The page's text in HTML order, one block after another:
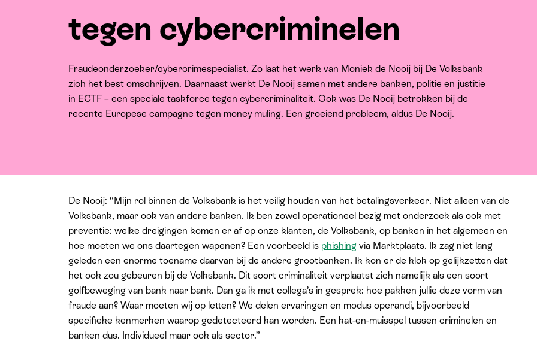
Sterk, veilig en betrouwbaar financieel systeem
Samen werken aan inclusie en diversiteit
tegen cybercriminelen
Fraudeonderzoeker/cybercrimespecialist. Zo laat het werk van Moniek de Nooij bij De Volksbank
zich het best omschrijven. Daarnaast werkt De Nooij samen met andere banken, politie en justitie
in ECTF – een speciale taskforce tegen cybercriminaliteit. Ook was De Nooij betrokken bij de
recente Europese campagne tegen money muling. Een groeiend probleem, aldus De Nooij.
De Nooij: “Mijn rol binnen de Volksbank is het veilig houden van het betalingsverkeer. Niet alleen van de
Volksbank, maar ook van andere banken. Ik ben zowel operationeel bezig met onderzoek als ook met
preventie: welke dreigingen komen er af op onze klanten, de Volksbank, op banken in het algemeen en
hoe moeten we ons daartegen wapenen? Een voorbeeld is phishing via Marktplaats. Ik zag niet lang
geleden een enorme toename daarvan bij de andere grootbanken. Ik kon er de klok op gelijkzetten dat
het ook zou gebeuren bij de Volksbank. Dit soort criminaliteit verplaatst zich namelijk als een soort
golfbeweging van bank naar bank. Dan ga ik met collega’s in gesprek: hoe pakken jullie deze vorm van
fraude aan? Waar moeten wij op letten? We delen ervaringen en modus operandi, bijvoorbeeld
specifieke kenmerken waarop gedetecteerd kan worden. Een kat-en-muisspel tussen criminelen en
banken dus. Individueel maar ook als sector.”